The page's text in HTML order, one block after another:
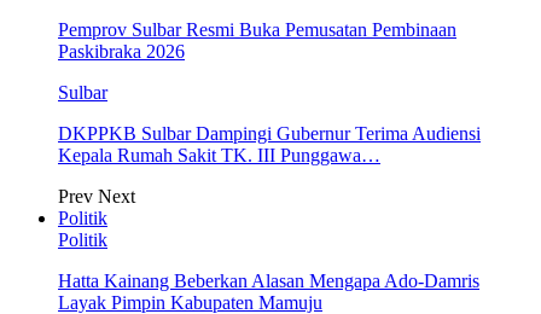
Pemprov Sulbar Resmi Buka Pemusatan Pembinaan
Paskibraka 2026
Sulbar
DKPPKB Sulbar Dampingi Gubernur Terima Audiensi
Kepala Rumah Sakit TK. III Punggawa…
Prev Next
Politik
Politik
Hatta Kainang Beberkan Alasan Mengapa Ado-Damris
Layak Pimpin Kabupaten Mamuju